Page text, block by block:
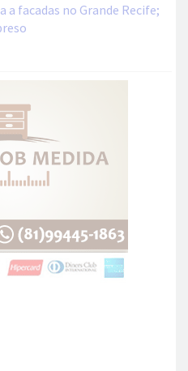
facadas no Grande Recife;